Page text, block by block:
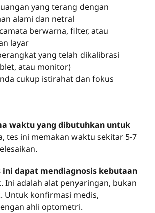
yang terang dengan
alami dan netral
berwarna, filter, atau
layar
yang telah dikalibrasi
atau monitor)
cukup istirahat dan fokus
waktu yang dibutuhkan untuk
tes ini memakan waktu sekitar 5-7
ini dapat mendiagnosis kebutaan
Ini adalah alat penyaringan, bukan
Untuk konfirmasi medis,
ahli optometri.